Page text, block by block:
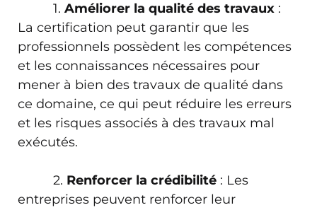
1. Améliorer la qualité des travaux :
La certification peut garantir que les
professionnels possèdent les compétences
et les connaissances nécessaires pour
mener à bien des travaux de qualité dans
ce domaine, ce qui peut réduire les erreurs
et les risques associés à des travaux mal
exécutés.
2. Renforcer la crédibilité : Les
entreprises peuvent renforcer leur